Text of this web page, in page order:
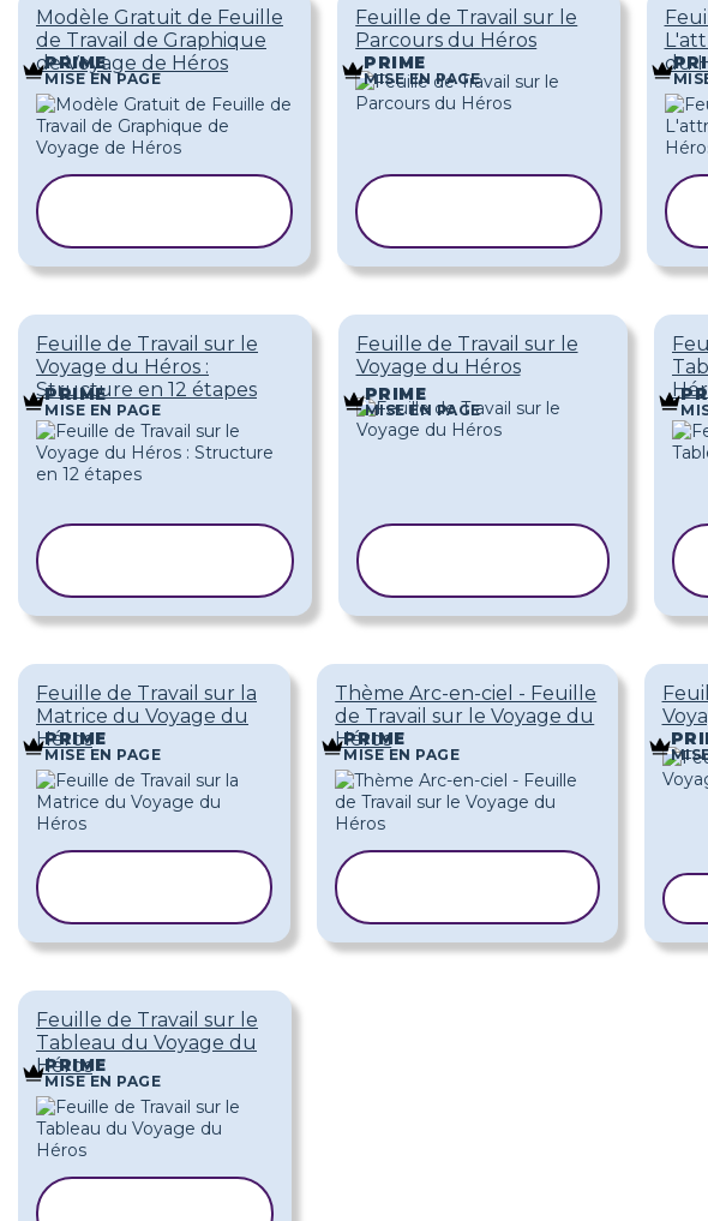
Modèle Gratuit de Feuille
de Travail de Graphique
de Voyage de Héros
PRIME
MISE EN PAGE
Feuille de Travail sur le
Parcours du Héros
PRIME
MISE EN PAGE
du
Feuille de Travail sur le
Voyage du Héros :
Structure en 12 étapes
PRIME
MISE EN PAGE
Feuille de Travail sur le
Voyage du Héros
PRIME
MISE EN PAGE
Feuille de Travail sur la
Matrice du Voyage du
Héros
PRIME
MISE EN PAGE
Thème Arc-en-ciel - Feuille
de Travail sur le Voyage du
Héros
PRIME
MISE EN PAGE
Feuille de Travail sur le
Tableau du Voyage du
Héros
PRIME
MISE EN PAGE